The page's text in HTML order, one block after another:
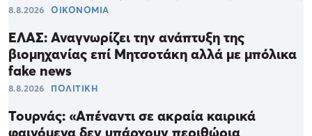
8.8.2026 ΟΙΚΟΝΟΜΙΑ
ΕΛΑΣ: Αναγνωρίζει την ανάπτυξη της
βιομηχανίας επί Μητσοτάκη αλλά με μπόλικα
fake news
8.8.2026 ΠΟΛΙΤΙΚΗ
Τουρνάς: «Απέναντι σε ακραία καιρικά
φαινόμενα δεν υπάρχουν περιθώρια